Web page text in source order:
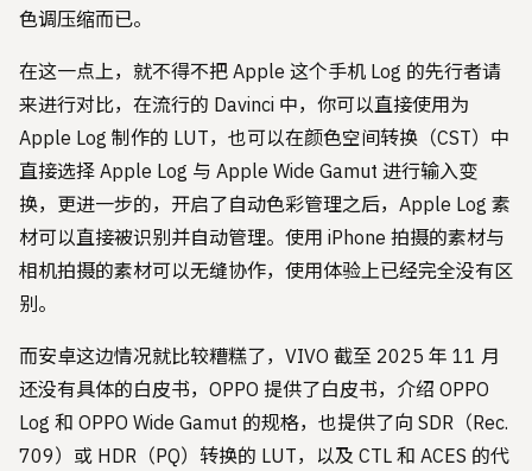
色调压缩而已。
在这一点上，就不得不把 Apple 这个手机 Log 的先行者请
来进行对比，在流行的 Davinci 中，你可以直接使用为
Apple Log 制作的 LUT，也可以在颜色空间转换（CST）中
直接选择 Apple Log 与 Apple Wide Gamut 进行输入变
换，更进一步的，开启了自动色彩管理之后，Apple Log 素
材可以直接被识别并自动管理。使用 iPhone 拍摄的素材与
相机拍摄的素材可以无缝协作，使用体验上已经完全没有区
别。
而安卓这边情况就比较糟糕了，VIVO 截至 2025 年 11 月
还没有具体的白皮书，OPPO 提供了白皮书，介绍 OPPO
Log 和 OPPO Wide Gamut 的规格，也提供了向 SDR（Rec.
709）或 HDR（PQ）转换的 LUT，以及 CTL 和 ACES 的代